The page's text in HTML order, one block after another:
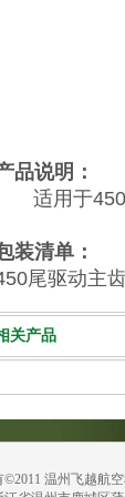
品说明：
用于450
装清单：
尾驱动主
关产品
©2011 温州飞越航